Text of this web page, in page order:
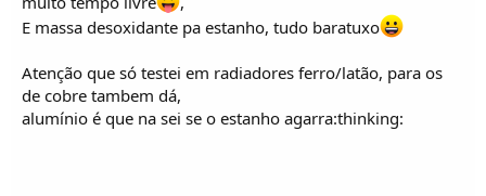
E massa desoxidante pa estanho, tudo baratuxo
Atenção que só testei em radiadores ferro/latão, para os
de cobre tambem dá,
alumínio é que na sei se o estanho agarra:thinking: